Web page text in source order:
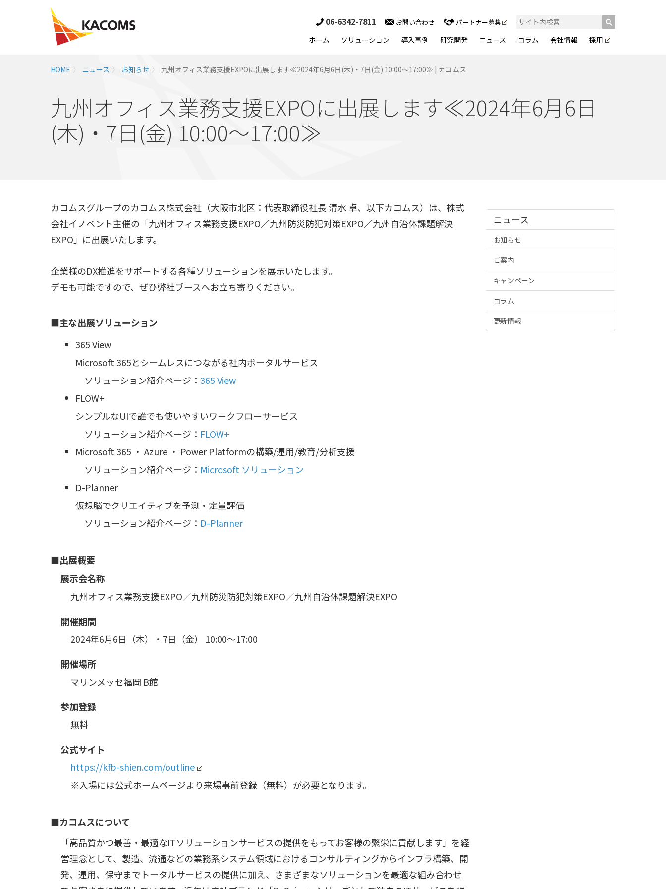
ホーム ソリューション 導入事例 研究開発 ニュース コラム 会社情報 採用
06-6342-7811 お問い合わせ パートナー募集
HOME ニュース お知らせ 九州オフィス業務支援EXPOに出展します≪2024年6月6日(木)・7日(金) 10:00～17:00≫ | カコムス
九州オフィス業務支援EXPOに出展します≪2024年6月6日
(木)・7日(金) 10:00～17:00≫
カコムスグループのカコムス株式会社（大阪市北区：代表取締役社長 清水 卓、以下カコムス）は、株式
会社イノベント主催の「九州オフィス業務支援EXPO／九州防災防犯対策EXPO／九州自治体課題解決
EXPO」に出展いたします。
企業様のDX推進をサポートする各種ソリューションを展示いたします。
デモも可能ですので、ぜひ弊社ブースへお立ち寄りください。
■主な出展ソリューション
365 View
Microsoft 365とシームレスにつながる社内ポータルサービス
ソリューション紹介ページ： 365 View
FLOW+
シンプルなUIで誰でも使いやすいワークフローサービス
ソリューション紹介ページ： FLOW+
Microsoft 365 ・ Azure ・ Power Platformの構築/運用/教育/分析支援
ソリューション紹介ページ： Microsoft ソリューション
D-Planner
仮想脳でクリエイティブを予測・定量評価
ソリューション紹介ページ： D-Planner
■出展概要
展示会名称
九州オフィス業務支援EXPO／九州防災防犯対策EXPO／九州自治体課題解決EXPO
開催期間
2024年6月6日（木）・7日（金） 10:00～17:00
開催場所
マリンメッセ福岡 B館
参加登録
無料
公式サイト
https://kfb-shien.com/outline
※入場には公式ホームページより来場事前登録（無料）が必要となります。
■カコムスについて
「高品質かつ最善・最適なITソリューションサービスの提供をもってお客様の繁栄に貢献します」を経
営理念として、製造、流通などの業務系システム領域におけるコンサルティングからインフラ構築、開
発、運用、保守までトータルサービスの提供に加え、さまざまなソリューションを最適な組み合わせ
ニュース
お知らせ
ご案内
キャンペーン
コラム
更新情報